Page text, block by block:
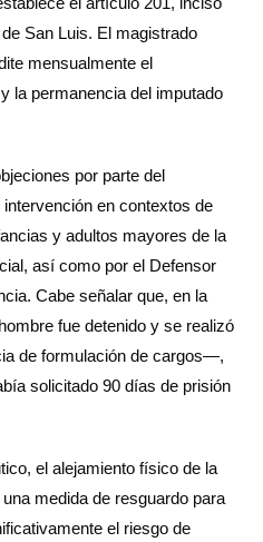
San Luis. El magistrado
mensualmente el
la permanencia del imputado
por parte del
en contextos de
y adultos mayores de la
así como por el Defensor
Cabe señalar que, en la
fue detenido y se realizó
de formulación de cargos—,
solicitado 90 días de prisión
el alejamiento físico de la
medida de resguardo para
el riesgo de